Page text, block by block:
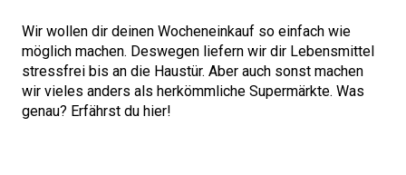
Wir wollen dir deinen Wocheneinkauf so einfach wie
möglich machen. Deswegen liefern wir dir Lebensmittel
stressfrei bis an die Haustür. Aber auch sonst machen
wir vieles anders als herkömmliche Supermärkte. Was
genau? Erfährst du hier!